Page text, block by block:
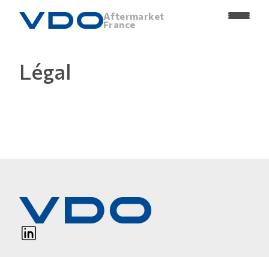
Aftermarket
France
Légal
LinkedIn